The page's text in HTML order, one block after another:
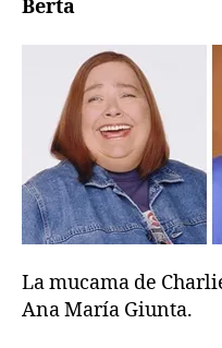
Berta
La mucama de
Ana María Giunta.